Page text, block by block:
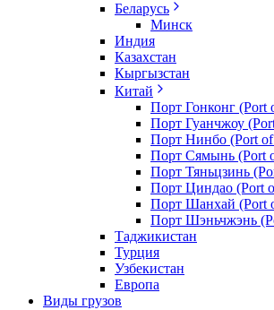
Беларусь
Минск
Индия
Казахстан
Кыргызстан
Китай
Порт Гонконг (Port
Порт Гуанчжоу
Порт Нинбо (Port
Порт Сямынь (Port
Порт Тяньцзинь
Порт Циндао (Port
Порт Шанхай (Port
Порт Шэньчжэнь
Таджикистан
Турция
Узбекистан
Европа
Виды грузов